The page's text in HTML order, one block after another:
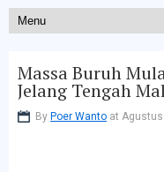
Massa Buruh
Jelang Tengah
By Poer Wanto at